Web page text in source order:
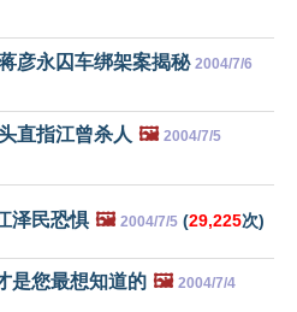
彦永囚车绑架案揭秘 2004/7/6
直指江曾杀人 🖼️ 2004/7/5
泽民恐惧 🖼️ 2004/7/5 (29,225次)
是您最想知道的 🖼️ 2004/7/4